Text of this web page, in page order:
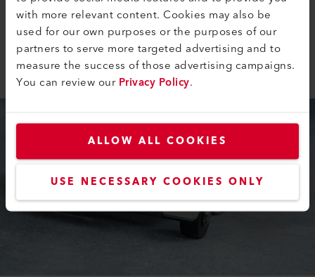
with more relevant content. Cookies may also be
used for our own purposes or the purposes of our
partners to serve more targeted advertising and to
measure the success of those advertising campaigns.
You can review ourPrivacy Policy.
ALLOW ALL COOKIES
USE NECESSARY COOKIES ONLY
processus de soudage. Les poignées ergonomiques
facilitent l’utilisation du poste à souder. La vitesse et la
température peuvent être facilement réglées grâce à
l’affichage clair.